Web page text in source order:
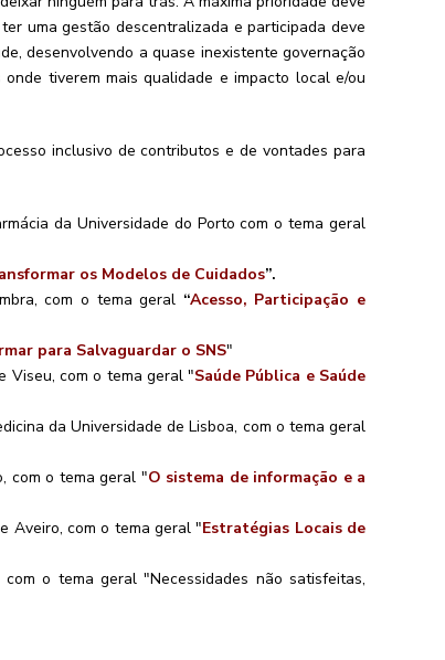
uma gestão descentralizada e participada deve
desenvolvendo a quase inexistente governação
tiverem mais qualidade e impacto local e/ou
inclusivo de contributos e de vontades para
da Universidade do Porto com o tema geral
os Modelos de Cuidados”.
com o tema geral “Acesso, Participação e
para Salvaguardar o SNS"
Viseu, com o tema geral "Saúde Pública e Saúde
da Universidade de Lisboa, com o tema geral
com o tema geral "O sistema de informação e a
Aveiro, com o tema geral "Estratégias Locais de
o tema geral "Necessidades não satisfeitas,